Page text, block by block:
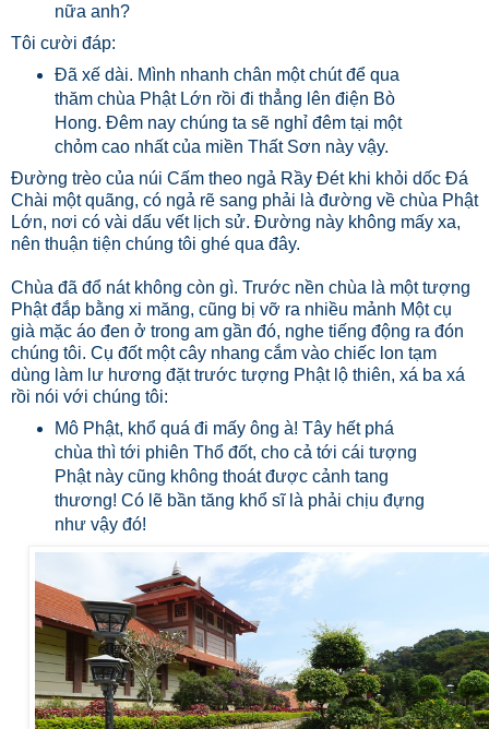
nữa anh?
Tôi cười đáp:
Đã xế dài. Mình nhanh chân một chút để qua
thăm chùa Phật Lớn rồi đi thẳng lên điện Bò
Hong. Đêm nay chúng ta sẽ nghỉ đêm tại một
chỏm cao nhất của miền Thất Sơn này vậy.
Đường trèo của núi Cấm theo ngả Rầy Đét khi khỏi dốc Đá
Chài một quãng, có ngả rẽ sang phải là đường về chùa Phật
Lớn, nơi có vài dấu vết lịch sử. Đường này không mấy xa,
nên thuận tiện chúng tôi ghé qua đây.
Chùa đã đổ nát không còn gì. Trước nền chùa là một tượng
Phật đắp bằng xi măng, cũng bị vỡ ra nhiều mảnh Một cụ
già mặc áo đen ở trong am gần đó, nghe tiếng động ra đón
chúng tôi. Cụ đốt một cây nhang cắm vào chiếc lon tạm
dùng làm lư hương đặt trước tượng Phật lộ thiên, xá ba xá
rồi nói với chúng tôi:
Mô Phật, khổ quá đi mấy ông à! Tây hết phá
chùa thì tới phiên Thổ đốt, cho cả tới cái tượng
Phật này cũng không thoát được cảnh tang
thương! Có lẽ bần tăng khổ sĩ là phải chịu đựng
như vậy đó!